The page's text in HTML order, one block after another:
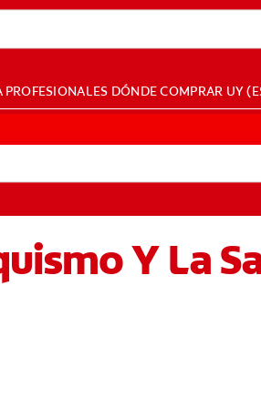
PROFESIONALES DÓNDE COMPRAR UY
Y La